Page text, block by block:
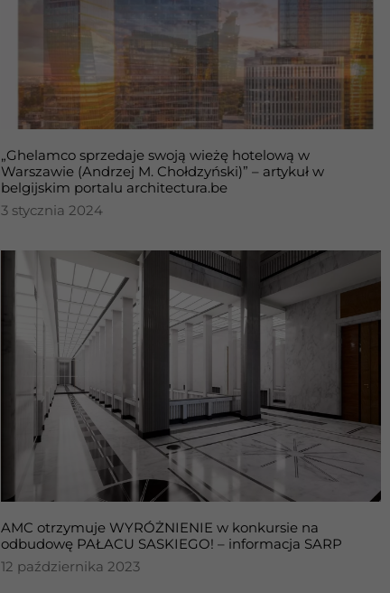
„Ghelamco sprzedaje swoją wieżę hotelową w
Warszawie (Andrzej M. Chołdzyński)” – artykuł w
belgijskim portalu architectura.be
3 stycznia 2024
AMC otrzymuje WYRÓŻNIENIE w konkursie na
odbudowę PAŁACU SASKIEGO! – informacja SARP
12 października 2023